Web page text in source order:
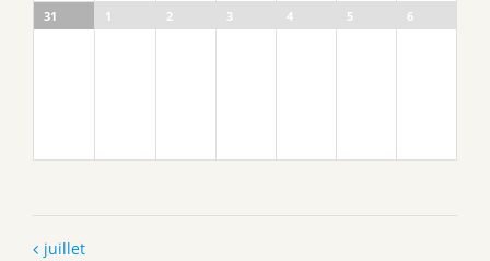
31 1 2 3 4 5 6
juillet